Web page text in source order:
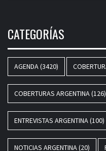
CATEGORÍAS
AGENDA(3420)
COBERTURAS ARGENTINA(126)
ENTREVISTAS ARGENTINA(100)
NOTICIAS ARGENTINA(20)